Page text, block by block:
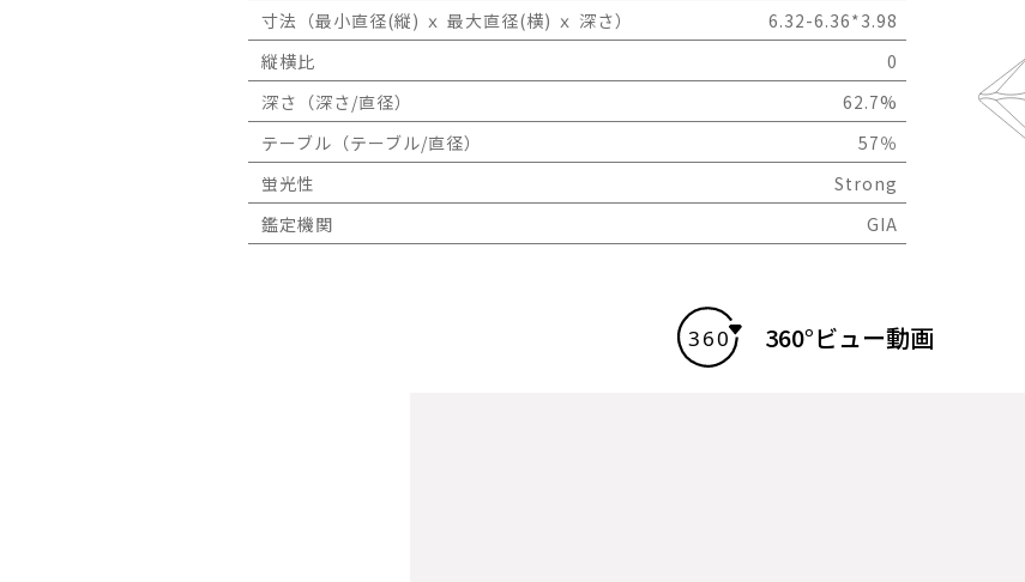
寸法（最小直径(縦) ｘ 最大直径(横) ｘ 深さ）
6.32-6.36*3.98
縦横比
0
深さ（深さ/直径）
62.7%
テーブル（テーブル/直径）
57％
蛍光性
Strong
鑑定機関
GIA
360°ビュー動画